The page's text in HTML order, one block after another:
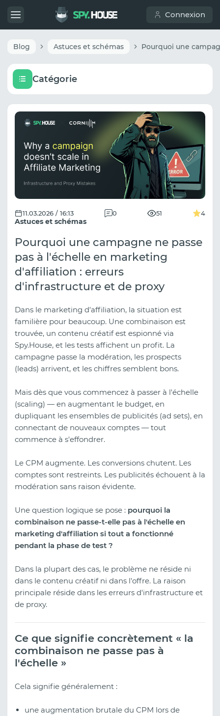
Connexion
Blog Astuces et schémas
Catégorie
Astuces et schémas
11.03.2026 / 16:13 0 51 4
Pourquoi une campagne ne passe
pas à l'échelle en marketing
d'affiliation : erreurs
d'infrastructure et de proxy
Dans le marketing d'affiliation, la situation est
familière pour beaucoup. Une combinaison est
trouvée, un contenu créatif est espionné via
Spy.House, et les tests affichent un profit. La
campagne passe la modération, les prospects
(leads) arrivent, et les chiffres semblent bons.
Mais dès que vous commencez à passer à l'échelle
(scaling) — en augmentant le budget, en
dupliquant les ensembles de publicités (ad sets), en
connectant de nouveaux comptes — tout
commence à s'effondrer.
Le CPM augmente. Les conversions chutent. Les
comptes sont restreints. Les publicités échouent à la
modération sans raison évidente.
Une question logique se pose : pourquoi la
combinaison ne passe-t-elle pas à l'échelle en
marketing d'affiliation si tout a fonctionné
pendant la phase de test ?
Dans la plupart des cas, le problème ne réside ni
dans le contenu créatif ni dans l'offre. La raison
principale réside dans les erreurs d'infrastructure et
de proxy.
Ce que signifie concrètement « la
combinaison ne passe pas à
l'échelle »
Cela signifie généralement :
une augmentation brutale du CPM lors de